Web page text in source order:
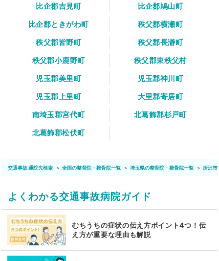
比企郡吉見町
比企郡鳩山町
比企郡ときがわ町
秩父郡横瀬町
秩父郡皆野町
秩父郡長瀞町
秩父郡小鹿野町
秩父郡東秩父村
児玉郡美里町
児玉郡神川町
児玉郡上里町
大里郡寄居町
南埼玉郡宮代町
北葛飾郡杉戸町
北葛飾郡松伏町
交通事故 通院先検索 全国の整骨院・接骨院一覧 埼玉県の整骨院・接骨院一覧 所沢市
よくわかる交通事故病院ガイド
むちうちの症状の伝え方ポイント4つ！伝
え方が重要な理由も解説